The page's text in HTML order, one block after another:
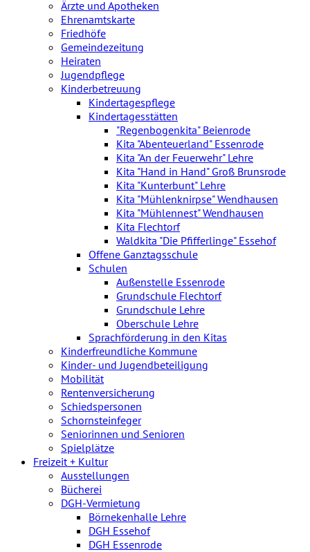
Ärzte und Apotheken
Ehrenamtskarte
Friedhöfe
Gemeindezeitung
Heiraten
Jugendpflege
Kinderbetreuung
Kindertagespflege
Kindertagesstätten
"Regenbogenkita" Beienrode
Kita "Abenteuerland" Essenrode
Kita "An der Feuerwehr" Lehre
Kita "Hand in Hand" Groß Brunsrode
Kita "Kunterbunt" Lehre
Kita "Mühlenknirpse" Wendhausen
Kita "Mühlennest" Wendhausen
Kita Flechtorf
Waldkita "Die Pfifferlinge" Essehof
Offene Ganztagsschule
Schulen
Außenstelle Essenrode
Grundschule Flechtorf
Grundschule Lehre
Oberschule Lehre
Sprachförderung in den Kitas
Kinderfreundliche Kommune
Kinder- und Jugendbeteiligung
Mobilität
Rentenversicherung
Schiedspersonen
Schornsteinfeger
Seniorinnen und Senioren
Spielplätze
Freizeit + Kultur
Ausstellungen
Bücherei
DGH-Vermietung
Börnekenhalle Lehre
DGH Essehof
DGH Essenrode